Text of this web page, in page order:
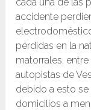
accidente
pérdidas en la
matorrales,
autopistas de
debido a esto se
domicilios a